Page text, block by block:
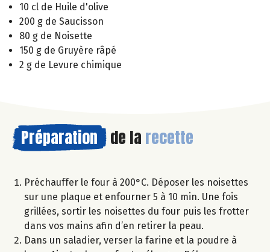
10 cl de Huile d'olive
200 g de Saucisson
80 g de Noisette
150 g de Gruyère râpé
2 g de Levure chimique
Préparation de la recette
Préchauffer le four à 200°C. Déposer les noisettes
sur une plaque et enfourner 5 à 10 min. Une fois
grillées, sortir les noisettes du four puis les frotter
dans vos mains afin d’en retirer la peau.
Dans un saladier, verser la farine et la poudre à